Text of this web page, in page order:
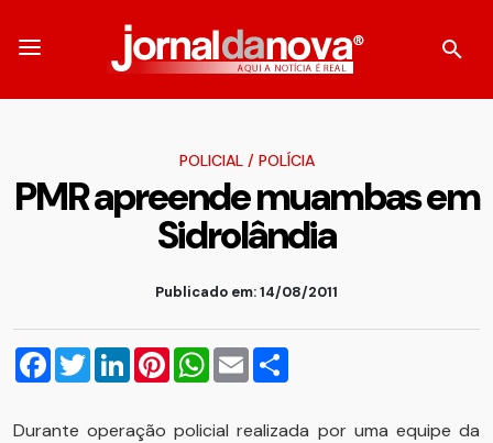
POLICIAL/ POLÍCIA
PMR apreende muambas em
Sidrolândia
Publicado em: 14/08/2011
Facebook
TwitterLinkedInPinterestWhatsApp
Email
Durante operação policial realizada por uma equipe da